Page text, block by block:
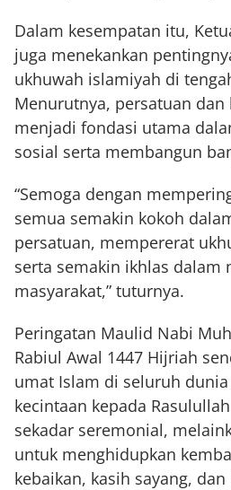
Dalam kesempatan itu,
juga menekankan
ukhuwah islamiyah di
Menurutnya, persatuan dan
menjadi fondasi utama
sosial serta membangun
“Semoga dengan
semua semakin kokoh
persatuan, mempererat
serta semakin ikhlas dalam
masyarakat,” tuturnya.
Peringatan Maulid Nabi
Rabiul Awal 1447 Hijriah
umat Islam di seluruh
kecintaan kepada
sekadar seremonial,
untuk menghidupkan
kebaikan, kasih sayang,